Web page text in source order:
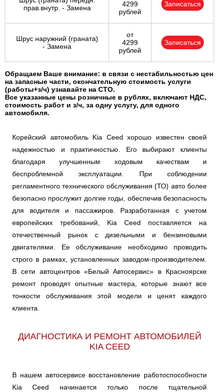
прав.внутр. - Замена
4299
рублей
Записаться
Шрус наружний (граната)
- Замена
от
4299
рублей
Записаться
Обращаем Ваше внимание: в связи с нестабильностью цен
на запасные части, окончательную стоимость услуги
(работы+з/ч) узнавайте на СТО.
Все указанные цены розничные в рублях, включают НДС,
стоимость работ и з/ч, за одну услугу, для одного
автомобиля.
Корейский автомобиль Kia Ceed хорошо известен своей
надежностью и практичностью. Его выбирают клиенты
благодаря улучшенным ходовым качествам и
беспроблемной эксплуатации. При соблюдении
регламентного технического обслуживания (ТО) авто более
безопасно прослужит долгие годы, обеспечив безопасность
для водителя и пассажиров. Разработанная с учетом
европейских требований, Kia Ceed поставляется на
отечественный рынок с дизельными и бензиновыми
двигателями. Ее обслуживание необходимо проводить
строго в рамках, установленных заводом-производителем.
В сети автоцентров «Белый Автосервис» в Красноярске
ремонт проводят опытные мастера, которые знают все
тонкости обслуживания этой модели и ценят каждого
клиента.
ДИАГНОСТИКА И РЕМОНТ АВТОМОБИЛЕЙ
KIA CEED
В нашем автосервисе восстановление работоспособности
Kia Ceed начинается только после тщательной